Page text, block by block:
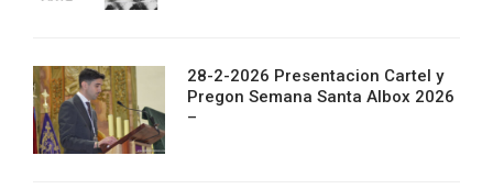
28-2-2026 Presentacion Cartel y
Pregon Semana Santa Albox 2026
–